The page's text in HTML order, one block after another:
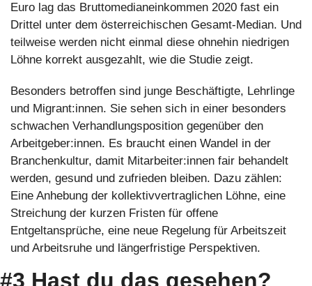
Euro lag das Bruttomedianeinkommen 2020 fast ein
Drittel unter dem österreichischen Gesamt-Median. Und
teilweise werden nicht einmal diese ohnehin niedrigen
Löhne korrekt ausgezahlt, wie die Studie zeigt.
Besonders betroffen sind junge Beschäftigte, Lehrlinge
und Migrant:innen. Sie sehen sich in einer besonders
schwachen Verhandlungsposition gegenüber den
Arbeitgeber:innen. Es braucht einen Wandel in der
Branchenkultur, damit Mitarbeiter:innen fair behandelt
werden, gesund und zufrieden bleiben. Dazu zählen:
Eine Anhebung der kollektivvertraglichen Löhne, eine
Streichung der kurzen Fristen für offene
Entgeltansprüche, eine neue Regelung für Arbeitszeit
und Arbeitsruhe und längerfristige Perspektiven.
#3 Hast du das gesehen?